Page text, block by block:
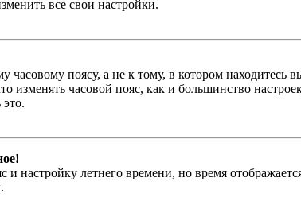
все свои настройки.
часовому поясу, а не к тому, в котором находитесь
изменять часовой пояс, как и большинство
настройку летнего времени, но время